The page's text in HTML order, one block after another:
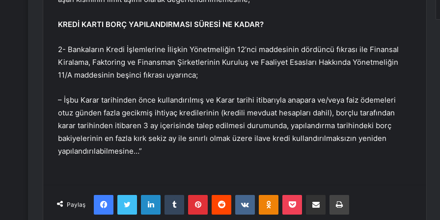
KREDİ KARTI BORÇ YAPILANDIRMASI SÜRESİ NE KADAR?
2- Bankaların Kredi İşlemlerine İlişkin Yönetmeliğin 12’nci maddesinin dördüncü fıkrası ile Finansal
Kiralama, Faktoring ve Finansman Şirketlerinin Kuruluş ve Faaliyet Esasları Hakkında Yönetmeliğin
11/A maddesinin beşinci fıkrası uyarınca;
– İşbu Karar tarihinden önce kullandırılmış ve Karar tarihi itibarıyla anapara ve/veya faiz ödemeleri
otuz günden fazla gecikmiş ihtiyaç kredilerinin (kredili mevduat hesapları dahil), borçlu tarafından
karar tarihinden itibaren 3 ay içerisinde talep edilmesi durumunda, yapılandırma tarihindeki borç
bakiyelerinin en fazla kırk sekiz ay ile sınırlı olmak üzere ilave kredi kullandırılmaksızın yeniden
yapılandırılabilmesine…”
Paylaş
FacebookTwitter LinkedInTumblr PinterestReddit VKontakteOdnoklassniki
Pocket E-Posta ile paylaş Yazdır